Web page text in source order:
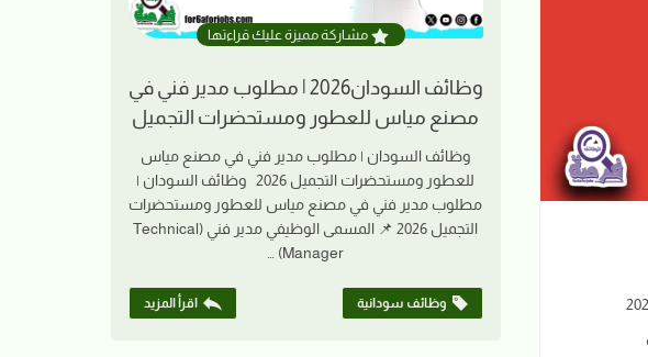
مشاركة مميزة عليك قراءتها
وظائف السودان2026 | مطلوب مدير فني في
مصنع مياس للعطور ومستحضرات التجميل
وظائف السودان | مطلوب مدير فني في مصنع مياس
للعطور ومستحضرات التجميل 2026 وظائف السودان |
مطلوب مدير فني في مصنع مياس للعطور ومستحضرات
التجميل 2026 📌 المسمى الوظيفي مدير فني (Technical
Manager) …
وظائف سودانية اقرأ المزيد